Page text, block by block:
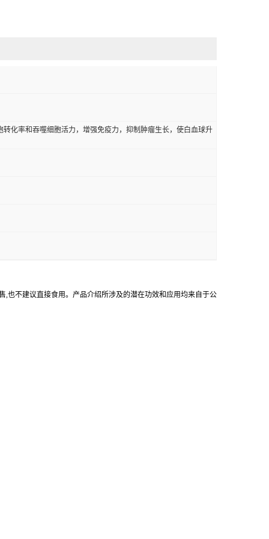
化率和吞噬细胞活力，增强免疫力，抑制肿瘤生长，使白血球升
也不建议直接食用。产品介绍所涉及的潜在功效和应用均来自于公